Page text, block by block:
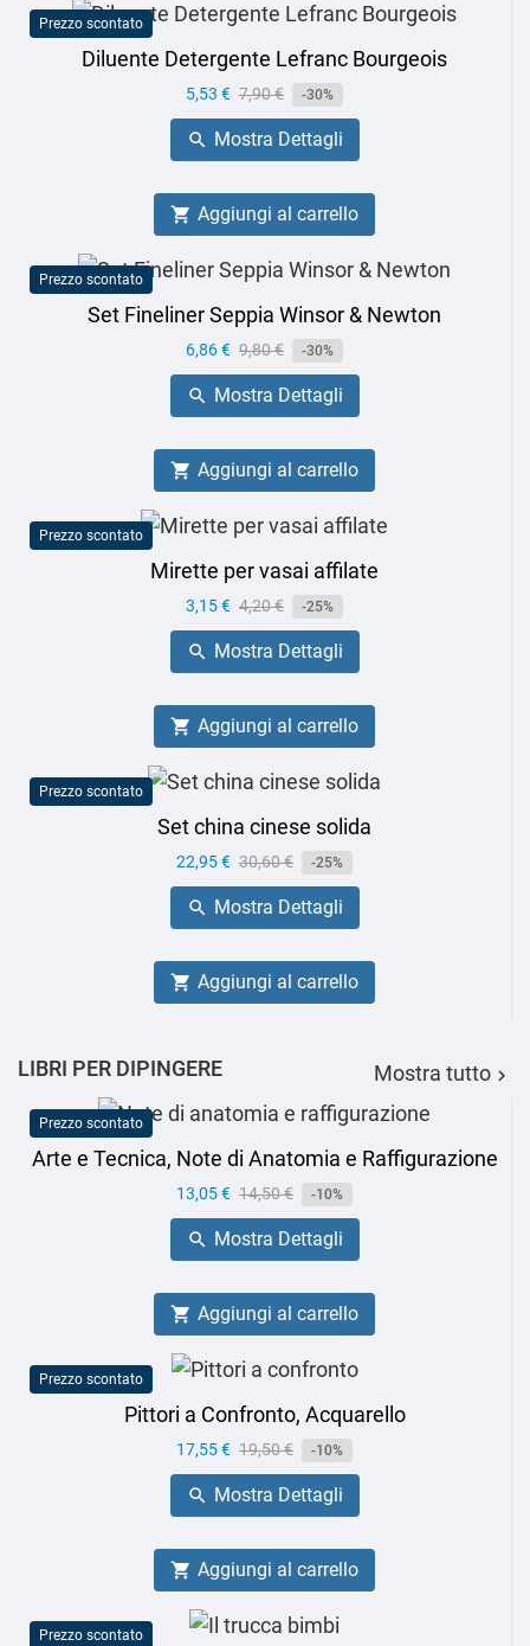
Prezzo scontato
Diluente Detergente Lefranc Bourgeois
Prezzo
5,53 € Prezzo
base
7,90 € -30%
 Mostra Dettagli
 Aggiungi al carrello
Prezzo scontato
Set Fineliner Seppia Winsor & Newton
Prezzo
6,86 € Prezzo
base
9,80 € -30%
 Mostra Dettagli
 Aggiungi al carrello
Prezzo scontato
Mirette per vasai affilate
Prezzo
3,15 € Prezzo
base
4,20 € -25%
 Mostra Dettagli
 Aggiungi al carrello
Prezzo scontato
Set china cinese solida
Prezzo
22,95 € Prezzo
base
30,60 € -25%
 Mostra Dettagli
 Aggiungi al carrello
LIBRI PER DIPINGERE Mostra tutto 
Prezzo scontato
Arte e Tecnica, Note di Anatomia e Raffigurazione
Prezzo
13,05 € Prezzo
base
14,50 € -10%
 Mostra Dettagli
 Aggiungi al carrello
Prezzo scontato
Pittori a Confronto, Acquarello
Prezzo
17,55 € Prezzo
base
19,50 € -10%
 Mostra Dettagli
 Aggiungi al carrello
Prezzo scontato